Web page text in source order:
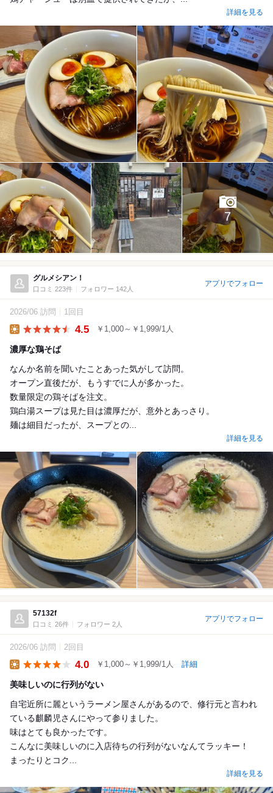
詳細を見る
7
グルメシアン！
口コミ 223件 フォロワー 142人
アプリでフォロー
2026/06 訪問 1回目
4.5 ￥1,000～￥1,999/1人
濃厚な鶏そば
なんか名前を聞いたことあった気がして訪問。
オープン直後だが、もうすでに人が多かった。
数量限定の鶏そばを注文。
鶏白湯スープは見た目は濃厚だが、意外とあっさり。
麺は細目だったが、スープとの...
詳細を見る
57132f
口コミ 26件 フォロワー 2人
アプリでフォロー
2026/06 訪問 2回目
4.0 ￥1,000～￥1,999/1人 詳細
美味しいのに行列がない
自宅近所に麗というラーメン屋さんがあるので、修行元と言われ
ている麒麟児さんにやって参りました。
味はとても良かったです。
こんなに美味しいのに入店待ちの行列がないなんてラッキー！
まったりとコク...
詳細を見る